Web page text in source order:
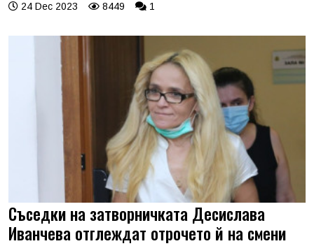
24 Dec 2023
8449 1
Съседки на затворничката Десислава
Иванчева отглеждат отрочето й на смени